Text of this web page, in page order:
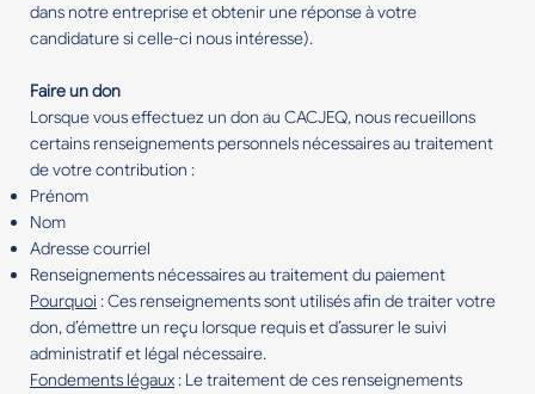
dans notre entreprise et obtenir une réponse à votre
candidature si celle-ci nous intéresse).
Faire un don
Lorsque vous effectuez un don au CACJEQ, nous recueillons
certains renseignements personnels nécessaires au traitement
de votre contribution :
Prénom
Nom
Adresse courriel
Renseignements nécessaires au traitement du paiement
Pourquoi : Ces renseignements sont utilisés afin de traiter votre
don, d’émettre un reçu lorsque requis et d’assurer le suivi
administratif et légal nécessaire.
Fondements légaux : Le traitement de ces renseignements